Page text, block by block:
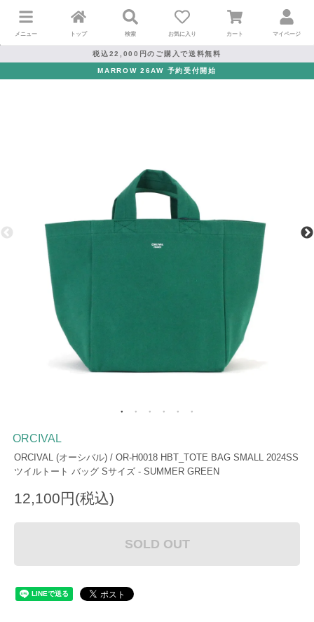
メニュー トップ 検索 お気に入り カート マイページ
税込22,000円のご購入で送料無料
MARROW 26AW 予約受付開始
ORCIVAL
ORCIVAL (オーシバル) / OR-H0018 HBT_TOTE BAG SMALL 2024SS
ツイルトート バッグ Sサイズ - SUMMER GREEN
12,100円(税込)
SOLD OUT